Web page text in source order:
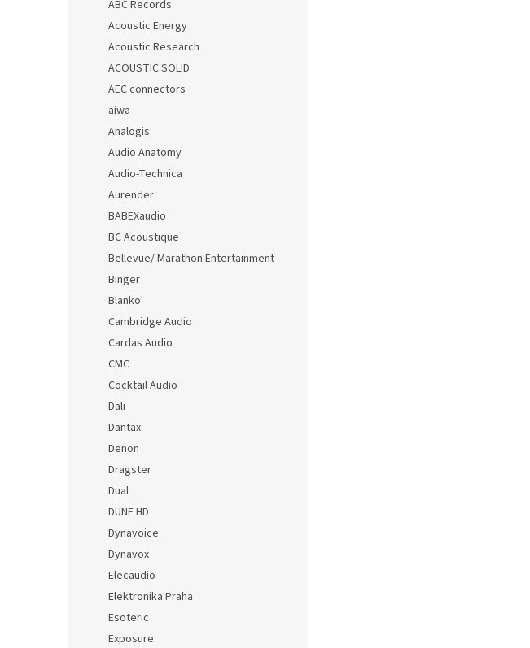
ABC Records
Acoustic Energy
Acoustic Research
ACOUSTIC SOLID
AEC connectors
aiwa
Analogis
Audio Anatomy
Audio-Technica
Aurender
BABEXaudio
BC Acoustique
Bellevue/ Marathon Entertainment
Binger
Blanko
Cambridge Audio
Cardas Audio
CMC
Cocktail Audio
Dali
Dantax
Denon
Dragster
Dual
DUNE HD
Dynavoice
Dynavox
Elecaudio
Elektronika Praha
Esoteric
Exposure